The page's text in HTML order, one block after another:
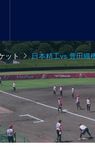
ット日本精工vs 豊田